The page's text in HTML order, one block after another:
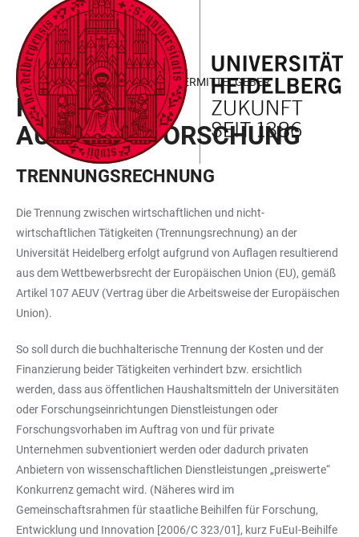
LINKS
ZUR
BARRIEREFREIHEIT
ZUM
HAUPTINHALT
HAUPTNAVIGATION
ÖFFNEN
WEBSEITENSUCHE
ÖFFNEN
INDUSTRIE UND SONSTIGE FÖRDERMITTELGEBER
REGELN ZUR
AUFTRAGSFORSCHUNG
TRENNUNGSRECHNUNG
Die Trennung zwischen wirtschaftlichen und nicht-
wirtschaftlichen Tätigkeiten (Trennungsrechnung) an der
Universität Heidelberg erfolgt aufgrund von Auflagen resultierend
aus dem Wettbewerbsrecht der Europäischen Union (EU), gemäß
Artikel 107 AEUV (Vertrag über die Arbeitsweise der Europäischen
Union).
So soll durch die buchhalterische Trennung der Kosten und der
Finanzierung beider Tätigkeiten verhindert bzw. ersichtlich
werden, dass aus öffentlichen Haushaltsmitteln der Universitäten
oder Forschungseinrichtungen Dienstleistungen oder
Forschungsvorhaben im Auftrag von und für private
Unternehmen subventioniert werden oder dadurch privaten
Anbietern von wissenschaftlichen Dienstleistungen „preiswerte“
Konkurrenz gemacht wird. (Näheres wird im
Gemeinschaftsrahmen für staatliche Beihilfen für Forschung,
Entwicklung und Innovation [2006/C 323/01], kurz FuEuI-Beihilfe